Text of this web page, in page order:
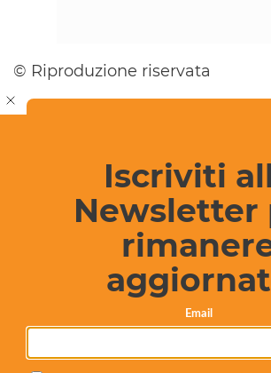
© Riproduzione riservata
Iscriviti
Newsletter
Email